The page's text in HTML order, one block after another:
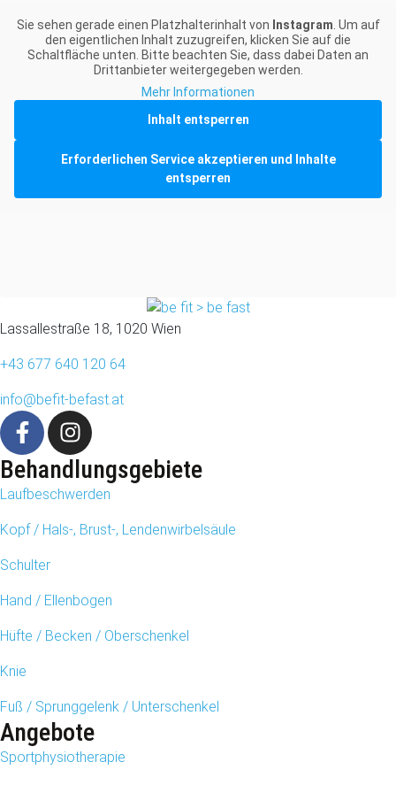
Sie sehen gerade einen Platzhalterinhalt von Instagram . Um auf
den eigentlichen Inhalt zuzugreifen, klicken Sie auf die
Schaltfläche unten. Bitte beachten Sie, dass dabei Daten an
Drittanbieter weitergegeben werden.
Mehr Informationen
Inhalt entsperren
Erforderlichen Service akzeptieren und Inhalte
entsperren
Lassallestraße 18, 1020 Wien
+43 677 640 120 64
info@befit-befast.at
Behandlungsgebiete
Laufbeschwerden
Kopf / Hals-, Brust-, Lendenwirbelsäule
Schulter
Hand / Ellenbogen
Hüfte / Becken / Oberschenkel
Knie
Fuß / Sprunggelenk / Unterschenkel
Angebote
Sportphysiotherapie